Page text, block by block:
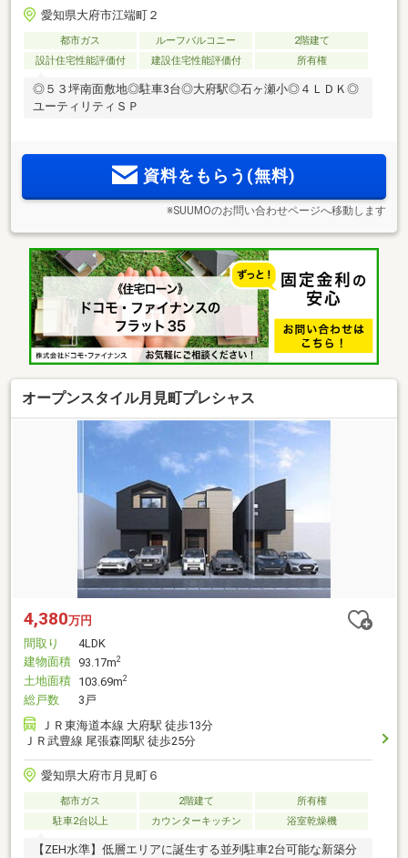
愛知県大府市江端町２
都市ガス ルーフバルコニー
2階建て
設計住宅性能評価付
建設住宅性能評価付 所有権
◎５３坪南面敷地◎駐車3台◎大府駅◎石ヶ瀬小◎４ＬＤＫ◎
ユーティリティＳＰ
資料をもらう(無料)
※SUUMOのお問い合わせページへ移動します
オープンスタイル月見町プレシャス
4,380万円
間取り
4LDK
建物面積 93.17m2
土地面積 103.69m2
総戸数
3戸
ＪＲ東海道本線 大府駅 徒歩13分
ＪＲ武豊線 尾張森岡駅 徒歩25分
愛知県大府市月見町６
都市ガス 2階建て
所有権
駐車2台以上
カウンターキッチン 浴室乾燥機
【ZEH水準】低層エリアに誕生する並列駐車2台可能な新築分